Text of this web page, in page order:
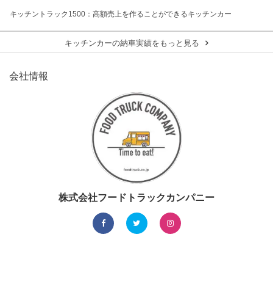
キッチントラック1500：高額売上を作ることができるキッチンカー
キッチンカーの納車実績をもっと見る
会社情報
株式会社フードトラックカンパニー